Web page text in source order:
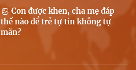
Con được khen, cha mẹ đáp
thế nào để trẻ tự tin không tự
mãn?